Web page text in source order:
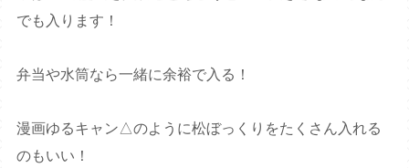
でも入ります！
弁当や水筒なら一緒に余裕で入る！
漫画ゆるキャン△のように松ぼっくりをたくさん入れる
のもいい！